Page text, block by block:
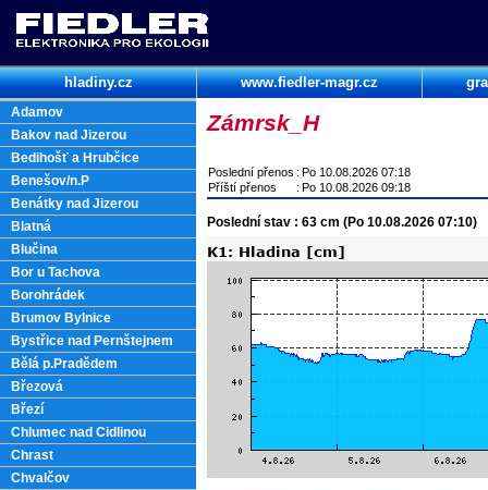
hladiny.cz www.fiedler-magr.cz
Adamov
Bakov nad Jizerou
Bedihošť a Hrubčice
Benešov/n.P
Benátky nad Jizerou
Blatná
Blučina
Bor u Tachova
Borohrádek
Brumov Bylnice
Bystřice nad Pernštejnem
Bělá p.Pradědem
Březová
Březí
Chlumec nad Cidlinou
Chrast
Chvalčov
Zámrsk_H
Poslední přenos : Po 10.08.2026 07:18
Příští přenos
: Po 10.08.2026 09:18
Poslední stav : 63 cm (Po 10.08.2026 07:10)